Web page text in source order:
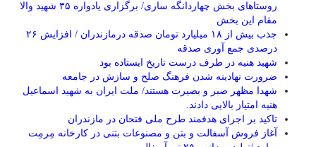
روستاهای بخش چهاردانگه ساری/ برگزاری یادواره ۳۵ شهید والا
مقام این بخش
جذب بیش از ۱۸ میلیارد تومان صدقه درمازندران / افزایش ۲۶
درصدی جمع آوری صدقه
شهید هنیه در طرف درست تاریخ ایستاده بود
ضرورت نهادینه شدن فرهنگ صلح و سازش در جامعه
شهدا مظهر صبر و بصیرت هستند/ ملت ایران به شهید اسماعیل
هنیه امتیاز بالایی دادند.
تاکید بر اجرای هدفمند طرح ملی فتحان در مازندران
آغاز فروش آسفالت و بتن و مصنوعات بتنی در کارخانه مِرمِت